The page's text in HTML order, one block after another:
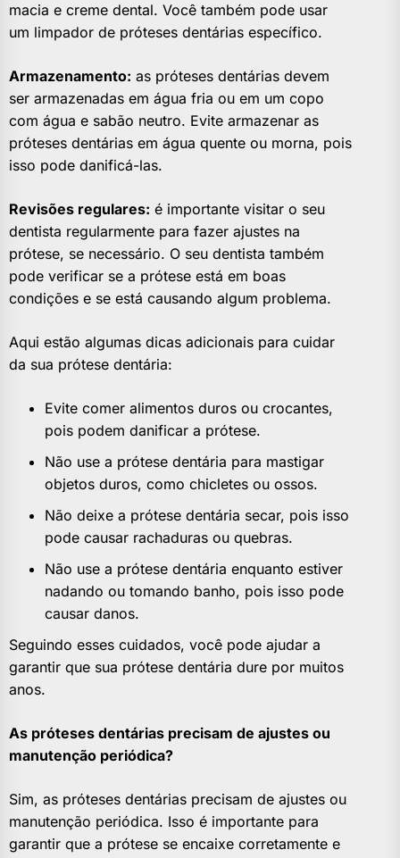
macia e creme dental. Você também pode usar
um limpador de próteses dentárias específico.
Armazenamento: as próteses dentárias devem
ser armazenadas em água fria ou em um copo
com água e sabão neutro. Evite armazenar as
próteses dentárias em água quente ou morna, pois
isso pode danificá-las.
Revisões regulares: é importante visitar o seu
dentista regularmente para fazer ajustes na
prótese, se necessário. O seu dentista também
pode verificar se a prótese está em boas
condições e se está causando algum problema.
Aqui estão algumas dicas adicionais para cuidar
da sua prótese dentária:
Evite comer alimentos duros ou crocantes,
pois podem danificar a prótese.
Não use a prótese dentária para mastigar
objetos duros, como chicletes ou ossos.
Não deixe a prótese dentária secar, pois isso
pode causar rachaduras ou quebras.
Não use a prótese dentária enquanto estiver
nadando ou tomando banho, pois isso pode
causar danos.
Seguindo esses cuidados, você pode ajudar a
garantir que sua prótese dentária dure por muitos
anos.
As próteses dentárias precisam de ajustes ou
manutenção periódica?
Sim, as próteses dentárias precisam de ajustes ou
manutenção periódica. Isso é importante para
garantir que a prótese se encaixe corretamente e